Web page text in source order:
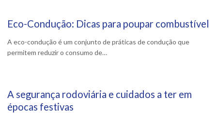
18 Fevereiro, 2026
Eco-Condução: Dicas para poupar combustível
A eco-condução é um conjunto de práticas de condução que
permitem reduzir o consumo de…
11 Fevereiro, 2026
A segurança rodoviária e cuidados a ter em
épocas festivas